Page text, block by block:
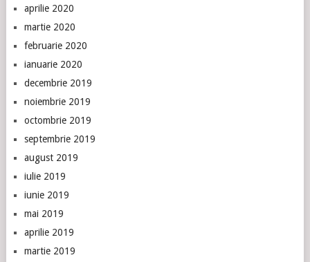
aprilie 2020
martie 2020
februarie 2020
ianuarie 2020
decembrie 2019
noiembrie 2019
octombrie 2019
septembrie 2019
august 2019
iulie 2019
iunie 2019
mai 2019
aprilie 2019
martie 2019